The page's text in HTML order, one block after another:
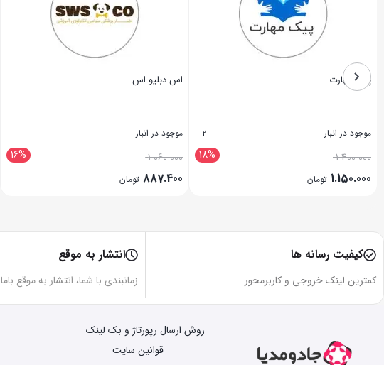
پیک مهارت
موجود در انبار 2
18% 1.400.000
1.150.000 تومان
اس دبلیو اس
موجود در انبار
16% 1.060.000
887.400 تومان
کیفیت رسانه ها
کمترین لینک خروجی و کاربرمحور
انتشار به موقع
زمانبندی با شما، انتشار به موقع باما
روش ارسال رپورتاژ و بک لینک
قوانین سایت